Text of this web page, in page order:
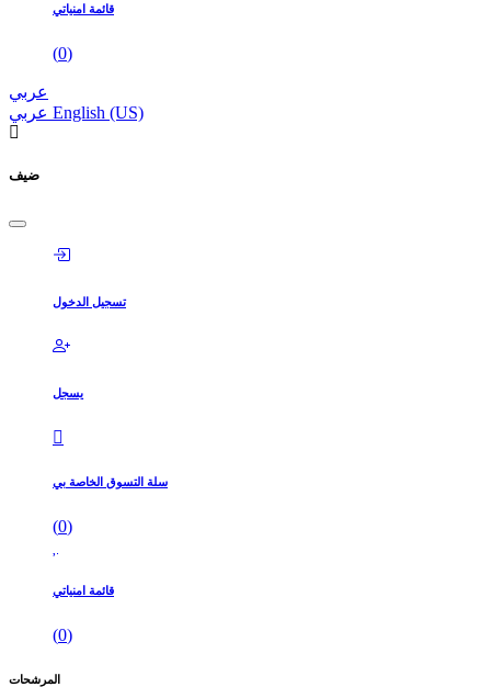
قائمة امنياتي
(0)
عربي
عربي English (US)
ضيف
تسجيل الدخول
يسجل
سلة التسوق الخاصة بي
(0)
قائمة امنياتي
(0)
المرشحات